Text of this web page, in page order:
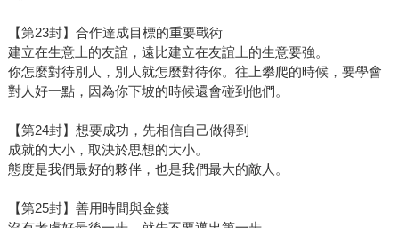
【第23封】合作達成目標的重要戰術
建立在生意上的友誼，遠比建立在友誼上的生意要強。
你怎麼對待別人，別人就怎麼對待你。往上攀爬的時候，要學會
對人好一點，因為你下坡的時候還會碰到他們。
【第24封】想要成功，先相信自己做得到
成就的大小，取決於思想的大小。
態度是我們最好的夥伴，也是我們最大的敵人。
【第25封】善用時間與金錢